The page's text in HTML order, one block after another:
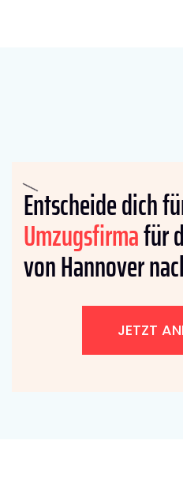
Entscheide dich
Umzugsfirmafür
von Hannover
JETZT